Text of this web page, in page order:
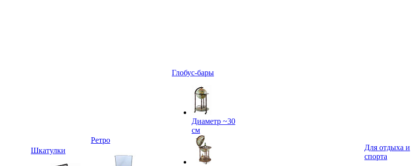
Шкатулки
Ретро
Глобус-бары
Диаметр ~30
см
Для отдыха и
спорта